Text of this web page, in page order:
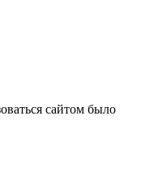
сайтом было